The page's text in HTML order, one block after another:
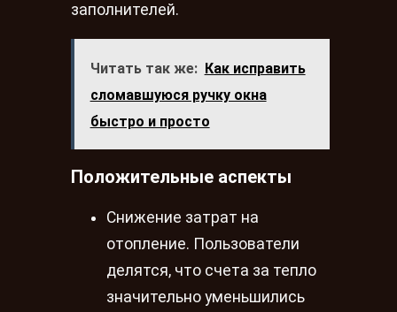
заполнителей.
Читать так же: Как исправить
сломавшуюся ручку окна
быстро и просто
Положительные аспекты
Снижение затрат на
отопление. Пользователи
делятся, что счета за тепло
значительно уменьшились